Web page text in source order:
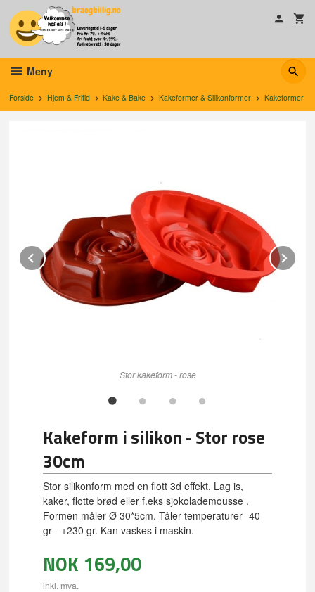
innholdet
Meny
Forside Hjem & Fritid Kake & Bake Kakeformer & Silikonformer Kakeformer
Stor kakeform - rose
Prev
Kakeform i silikon - Stor rose
30cm
Stor silikonform med en flott 3d effekt. Lag is,
kaker, flotte brød eller f.eks sjokolademousse .
Formen måler Ø 30*5cm. Tåler temperaturer -40
gr - +230 gr. Kan vaskes i maskin.
NOK 169,00
inkl. mva.